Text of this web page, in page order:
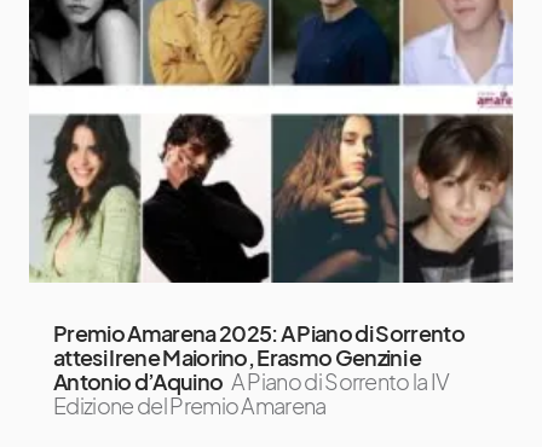
Premio Amarena 2025: A Piano di Sorrento
attesi Irene Maiorino, Erasmo Genzini e
Antonio d’Aquino A Piano di Sorrento la IV
Edizione del Premio Amarena